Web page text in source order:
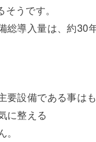
うです。
総導入量は、約
要設備である事は
に整える